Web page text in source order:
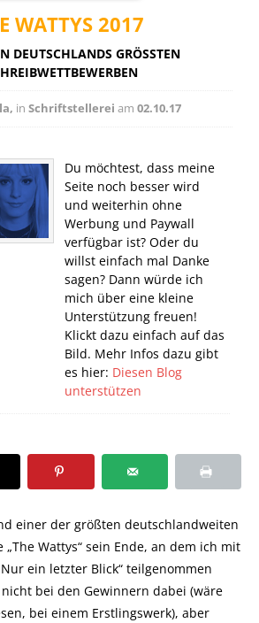
WATTYS 2017
DEUTSCHLANDS GRÖSSTEN S
in Schriftstellerei am 02.10.17
Du möchtest, dass meine
Seite noch besser wird
und weiterhin ohne
Werbung und Paywall
verfügbar ist? Oder du
willst einfach mal Danke
sagen? Dann würde ich
mich über eine kleine
Unterstützung freuen!
Klickt dazu einfach auf das
Bild. Mehr Infos dazu gibt
es hier: Diesen Blog
unterstützen
einer der größten deutschlandweiten
Wattys“ sein Ende, an dem ich mit
ein letzter Blick“ teilgenommen
bei den Gewinnern dabei (wäre
bei einem Erstlingswerk), aber